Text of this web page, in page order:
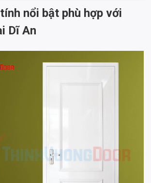
nổi bật phù hợp với
Dĩ An